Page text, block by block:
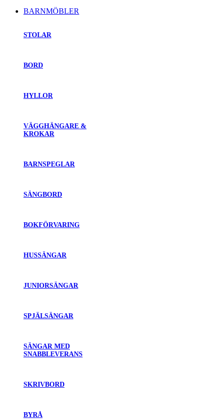
BARNMÖBLER
STOLAR
BORD
HYLLOR
VÄGGHÄNGARE &
KROKAR
BARNSPEGLAR
SÄNGBORD
BOKFÖRVARING
HUSSÄNGAR
JUNIORSÄNGAR
SPJÄLSÄNGAR
SÄNGAR MED
SNABBLEVERANS
SKRIVBORD
BYRÅ